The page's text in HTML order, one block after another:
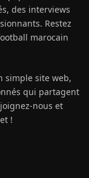
des interviews
Restez
marocain
simple site web,
qui partagent
nous et
!